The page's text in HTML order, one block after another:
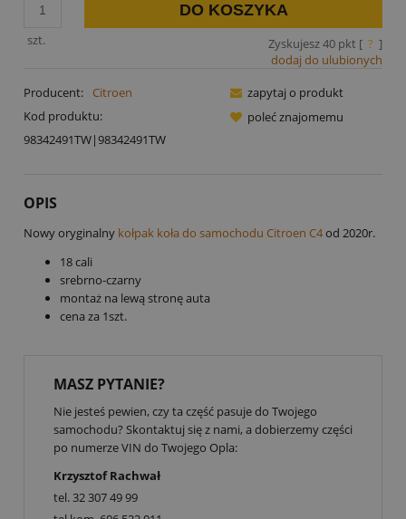
szt.
DO KOSZYKA
Zyskujesz40pkt [ ? ]
dodaj do ulubionych
Producent:
Citroen
Kod produktu:
98342491TW|98342491TW
zapytaj o produkt
poleć znajomemu
OPIS
Nowy oryginalny kołpak koła do samochodu Citroen C4od 2020r.
18 cali
srebrno-czarny
montaż na lewą stronę auta
cena za 1szt.
MASZ PYTANIE?
Nie jesteś pewien, czy ta część pasuje do Twojego
samochodu? Skontaktuj się z nami, a dobierzemy części
po numerze VIN do Twojego Opla:
Krzysztof Rachwał
tel.32 307 49 99